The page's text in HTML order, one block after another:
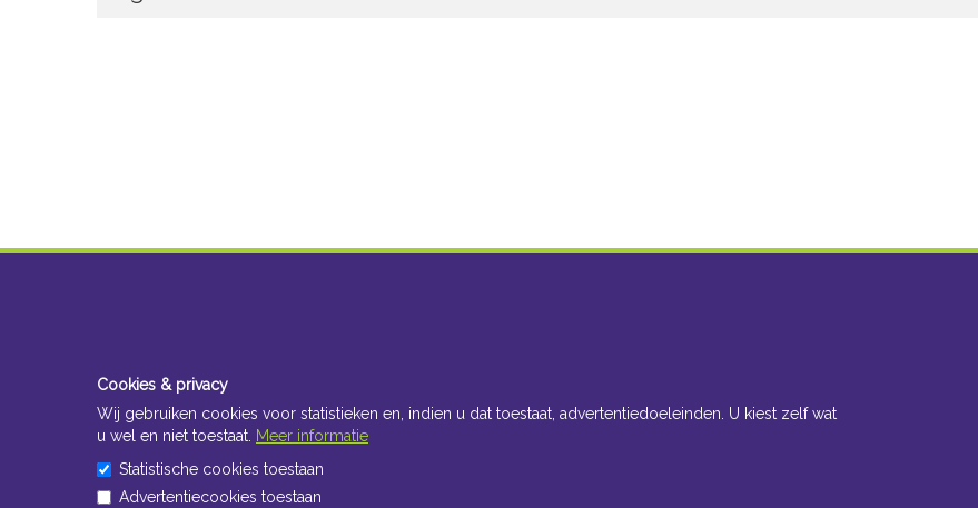
Cookies & privacy
Wij gebruiken cookies voor statistieken en, indien u dat toestaat, advertentiedoeleinden. U kiest zelf wat
u wel en niet toestaat. Meer informatie
Statistische cookies toestaan
Advertentiecookies toestaan